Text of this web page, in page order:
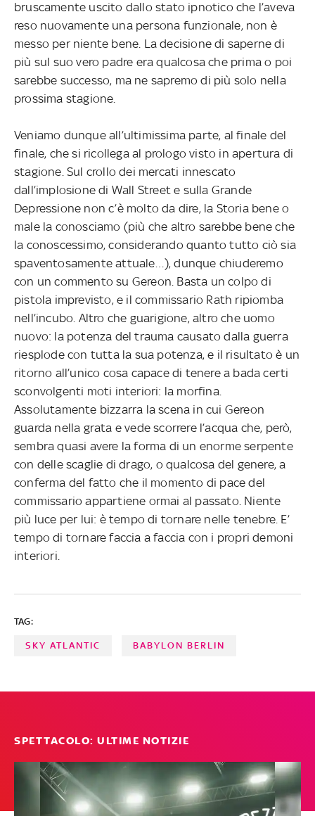
bruscamente uscito dallo stato ipnotico che l’aveva
reso nuovamente una persona funzionale, non è
messo per niente bene. La decisione di saperne di
più sul suo vero padre era qualcosa che prima o poi
sarebbe successo, ma ne sapremo di più solo nella
prossima stagione.
Veniamo dunque all’ultimissima parte, al finale del
finale, che si ricollega al prologo visto in apertura di
stagione. Sul crollo dei mercati innescato
dall’implosione di Wall Street e sulla Grande
Depressione non c’è molto da dire, la Storia bene o
male la conosciamo (più che altro sarebbe bene che
la conoscessimo, considerando quanto tutto ciò sia
spaventosamente attuale…), dunque chiuderemo
con un commento su Gereon. Basta un colpo di
pistola imprevisto, e il commissario Rath ripiomba
nell’incubo. Altro che guarigione, altro che uomo
nuovo: la potenza del trauma causato dalla guerra
riesplode con tutta la sua potenza, e il risultato è un
ritorno all’unico cosa capace di tenere a bada certi
sconvolgenti moti interiori: la morfina.
Assolutamente bizzarra la scena in cui Gereon
guarda nella grata e vede scorrere l’acqua che, però,
sembra quasi avere la forma di un enorme serpente
con delle scaglie di drago, o qualcosa del genere, a
conferma del fatto che il momento di pace del
commissario appartiene ormai al passato. Niente
più luce per lui: è tempo di tornare nelle tenebre. E’
tempo di tornare faccia a faccia con i propri demoni
interiori.
TAG:
SKY ATLANTIC BABYLON BERLIN
SPETTACOLO: ULTIME NOTIZIE